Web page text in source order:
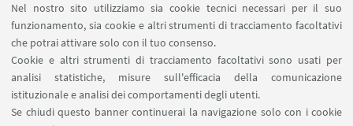
Nel nostro sito utilizziamo sia cookie tecnici necessari per il suo
funzionamento, sia cookie e altri strumenti di tracciamento facoltativi
che potrai attivare solo con il tuo consenso.
Cookie e altri strumenti di tracciamento facoltativi sono usati per
analisi statistiche, misure sull'efficacia della comunicazione
istituzionale e analisi dei comportamenti degli utenti.
Se chiudi questo banner continuerai la navigazione solo con i cookie
intersettoriale, le tematiche giuridiche e
scientifiche applicate alla prevenzione degli illeciti
ed alle indagini e processi in materia di reati contro
l'ambiente e l’incolumità pubblica.
Opererà negli ambiti dell’inquinamento e del